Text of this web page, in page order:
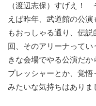
（渡辺志保）すげえ！
えば昨年、武道館の公
もおっしゃる通り、伝
回、そのアリーナって
きな会場でやる公演だ
プレッシャーとか、覚
みたいな気持ちはありま